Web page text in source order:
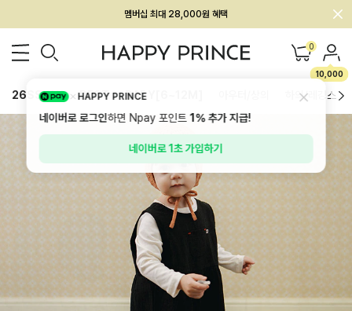
회원전용 아울렛, 가입하면 ~60% 할인!
멤버십 최대 28,000원 혜택 0
10,000
26SS 신상 BEST BABY[6~12M] 하의/레깅스
HAPPY PRINCE
네이버로 로그인하면 Npay 포인트1%추가 지급!
네이버로 1초 가입하기